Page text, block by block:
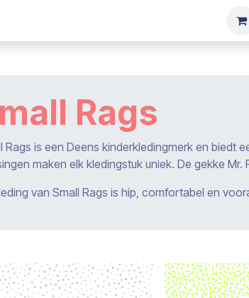
Rags
Rags is een Deens kinderkledingmerk en biedt
maken elk kledingstuk uniek. De gekke Mr.
van Small Rags is hip, comfortabel en